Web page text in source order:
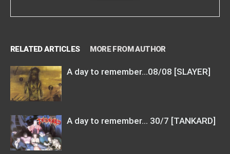
RELATED ARTICLES MORE FROM AUTHOR
A day to remember…08/08 [SLAYER]
A day to remember… 30/7 [TANKARD]